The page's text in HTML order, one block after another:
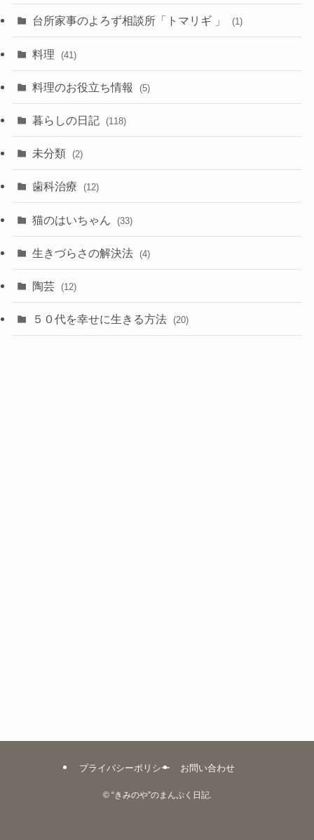
台所家事のよろず相談所「トマリギ 」 (1)
料理 (41)
料理のお役立ち情報 (5)
暮らしの日記 (118)
未分類 (2)
歯科治療 (12)
猫のはいちゃん (33)
生きづらさの解決法 (4)
陶芸 (12)
５０代を幸せに生きる方法 (20)
プライバシーポリシー お問い合わせ
©“きみのや”のまんぷく日記.